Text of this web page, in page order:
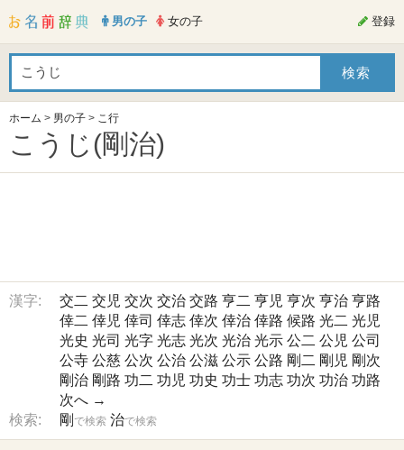
男の子 女の子 登録
ホーム > 男の子 > こ行
こうじ(剛治)
漢字: 交二 交児 交次 交治 交路 亨二 亨児 亨次 亨治 亨路
倖二 倖児 倖司 倖志 倖次 倖治 倖路 候路 光二 光児
光史 光司 光字 光志 光次 光治 光示 公二 公児 公司
公寺 公慈 公次 公治 公滋 公示 公路 剛二 剛児 剛次
剛治 剛路 功二 功児 功史 功士 功志 功次 功治 功路
次へ →
検索:
剛 で検索 治で検索